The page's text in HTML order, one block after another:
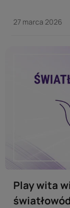
telewizyjnej
27 marca 2026
Play wita